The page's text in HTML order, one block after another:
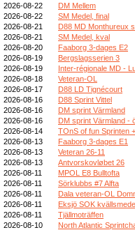
2026-08-22
DM Mellem
2026-08-22
SM Medel, final
2026-08-21
D88 MD Monthureux
2026-08-21
SM Medel, kval
2026-08-20
Faaborg 3-dages E2
2026-08-19
Bergslagsserien 3
2026-08-19
Inter-régionale MD -
2026-08-18
Veteran-OL
2026-08-17
D88 LD Tignécourt
2026-08-16
D88 Sprint Vittel
2026-08-16
DM sprint Värmland
2026-08-16
DM sprint Värmland -
2026-08-14
TOnS of fun Sprinten
2026-08-13
Faaborg 3-dages E1
2026-08-13
Veteran 26-11
2026-08-13
Antvorskovløbet 26
2026-08-11
MPOL E8 Bulltofta
2026-08-11
Sörklubbs #7 Alfta
2026-08-11
Dala veteran-OL
2026-08-11
Eksjö SOK
2026-08-11
Tjällmoträffen
2026-08-10
North Atlantic